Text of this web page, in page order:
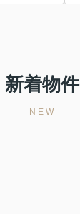
新着物件
NEW